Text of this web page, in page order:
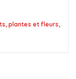
plantes et fleurs,